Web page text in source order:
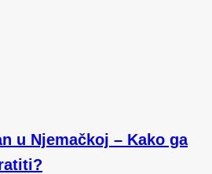
u Njemačkoj – Kako ga